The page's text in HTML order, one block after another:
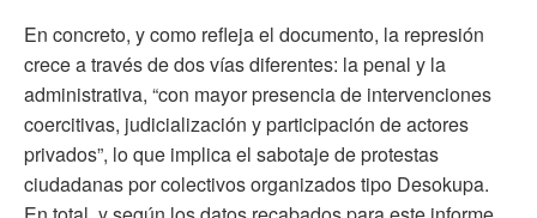
En concreto, y como refleja el documento, la represión
crece a través de dos vías diferentes: la penal y la
administrativa, “con mayor presencia de intervenciones
coercitivas, judicialización y participación de actores
privados”, lo que implica el sabotaje de protestas
ciudadanas por colectivos organizados tipo Desokupa.